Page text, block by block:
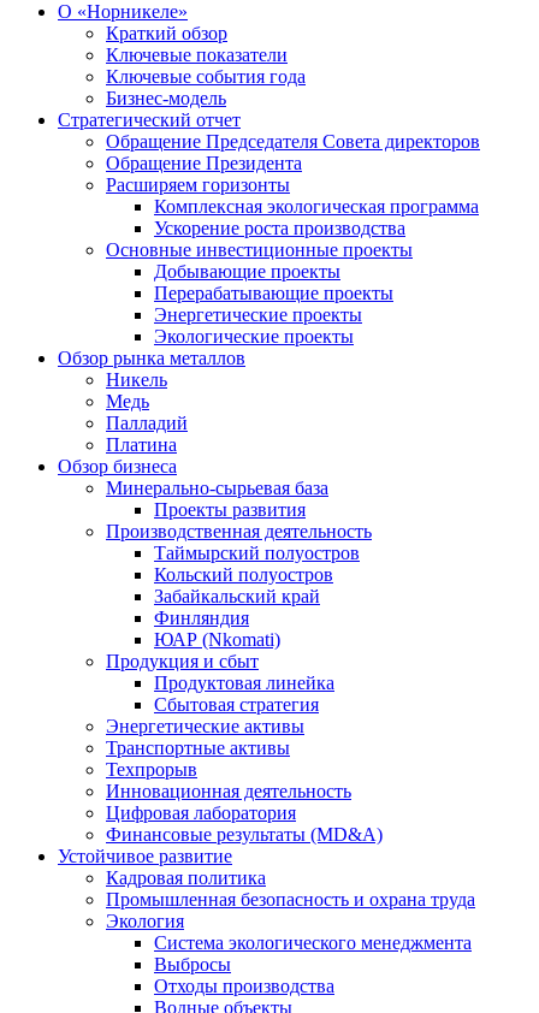
О «Норникеле»
Краткий обзор
Ключевые показатели
Ключевые события года
Бизнес-модель
Стратегический отчет
Обращение Председателя Совета директоров
Обращение Президента
Расширяем горизонты
Комплексная экологическая программа
Ускорение роста производства
Основные инвестиционные проекты
Добывающие проекты
Перерабатывающие проекты
Энергетические проекты
Экологические проекты
Обзор рынка металлов
Никель
Медь
Палладий
Платина
Обзор бизнеса
Минерально-сырьевая база
Проекты развития
Производственная деятельность
Таймырский полуостров
Кольский полуостров
Забайкальский край
Финляндия
ЮАР (Nkomati)
Продукция и сбыт
Продуктовая линейка
Сбытовая стратегия
Энергетические активы
Транспортные активы
Техпрорыв
Инновационная деятельность
Цифровая лаборатория
Финансовые результаты (MD&A)
Устойчивое развитие
Кадровая политика
Промышленная безопасность и охрана труда
Экология
Система экологического менеджмента
Выбросы
Отходы производства
Водные объекты